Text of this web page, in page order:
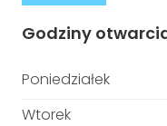
Godziny
Poniedziałek
Wtorek